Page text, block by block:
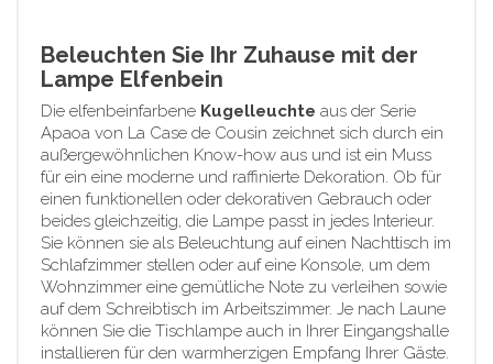
Beleuchten Sie Ihr Zuhause mit der
Lampe Elfenbein
Die elfenbeinfarbene Kugelleuchte aus der Serie
Apaoa von La Case de Cousin zeichnet sich durch ein
außergewöhnlichen Know-how aus und ist ein Muss
für ein eine moderne und raffinierte Dekoration. Ob für
einen funktionellen oder dekorativen Gebrauch oder
beides gleichzeitig, die Lampe passt in jedes Interieur.
Sie können sie als Beleuchtung auf einen Nachttisch im
Schlafzimmer stellen oder auf eine Konsole, um dem
Wohnzimmer eine gemütliche Note zu verleihen sowie
auf dem Schreibtisch im Arbeitszimmer. Je nach Laune
können Sie die Tischlampe auch in Ihrer Eingangshalle
installieren für den warmherzigen Empfang Ihrer Gäste.